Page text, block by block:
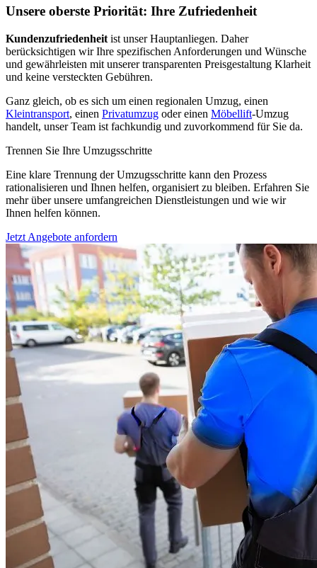
Unsere oberste Priorität: Ihre Zufriedenheit
Kundenzufriedenheit ist unser Hauptanliegen. Daher
berücksichtigen wir Ihre spezifischen Anforderungen und Wünsche
und gewährleisten mit unserer transparenten Preisgestaltung Klarheit
und keine versteckten Gebühren.
Ganz gleich, ob es sich um einen regionalen Umzug, einen
Kleintransport, einen Privatumzug oder einen Möbellift-Umzug
handelt, unser Team ist fachkundig und zuvorkommend für Sie da.
Trennen Sie Ihre Umzugsschritte
Eine klare Trennung der Umzugsschritte kann den Prozess
rationalisieren und Ihnen helfen, organisiert zu bleiben. Erfahren Sie
mehr über unsere umfangreichen Dienstleistungen und wie wir
Ihnen helfen können.
Jetzt Angebote anfordern